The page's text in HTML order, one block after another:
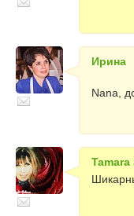
Ирина
Nana,